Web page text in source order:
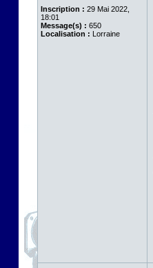
Inscription : 29 Mai 2022,
18:01
Message(s) : 650
Localisation : Lorraine